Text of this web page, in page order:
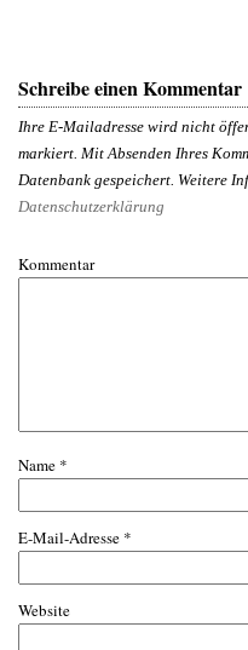
Schreibe einen Kommentar
Ihre E-Mailadresse wird nicht
markiert. Mit Absenden Ihres
Datenbank gespeichert. Weitere
Datenschutzerklärung
Kommentar
Name *
E-Mail-Adresse *
Website